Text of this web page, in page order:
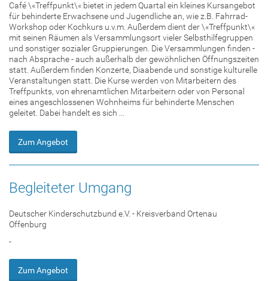
Café \«Treffpunkt\« bietet in jedem Quartal ein kleines Kursangebot
für behinderte Erwachsene und Jugendliche an, wie z.B. Fahrrad-
Workshop oder Kochkurs u.v.m. Außerdem dient der \«Treffpunkt\«
mit seinen Räumen als Versammlungsort vieler Selbsthilfegruppen
und sonstiger sozialer Gruppierungen. Die Versammlungen finden -
nach Absprache - auch außerhalb der gewöhnlichen Öffnungszeiten
statt. Außerdem finden Konzerte, Diaabende und sonstige kulturelle
Veranstaltungen statt. Die Kurse werden von Mitarbeitern des
Treffpunkts, von ehrenamtlichen Mitarbeitern oder von Personal
eines angeschlossenen Wohnheims für behinderte Menschen
geleitet. Dabei handelt es sich ...
Zum Angebot
Begleiteter Umgang
Deutscher Kinderschutzbund e.V. - Kreisverband Ortenau
Offenburg
-
Zum Angebot